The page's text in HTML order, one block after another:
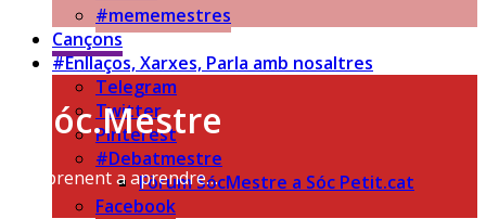
Sóc.Mestre
Aprenent a aprendre…
#mememestres
Cançons
#Enllaços, Xarxes, Parla amb nosaltres
Telegram
Twitter
Pinterest
#Debatmestre
Fòrum SócMestre a Sóc Petit.cat
Facebook